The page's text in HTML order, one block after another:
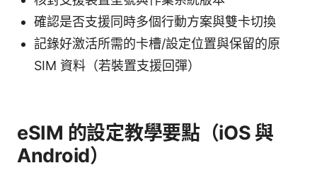
確認是否支援同時多個行動方案與雙卡切換
記錄好激活所需的卡槽/設定位置與保留的原
SIM 資料（若裝置支援回彈）
eSIM 的設定教學要點（iOS 與
Android）